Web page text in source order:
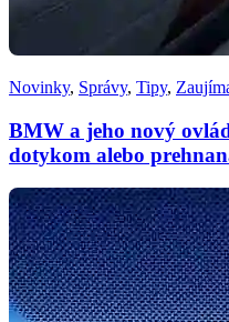
Novinky, Správy, Tipy,
BMW a jeho nový
dotykom alebo